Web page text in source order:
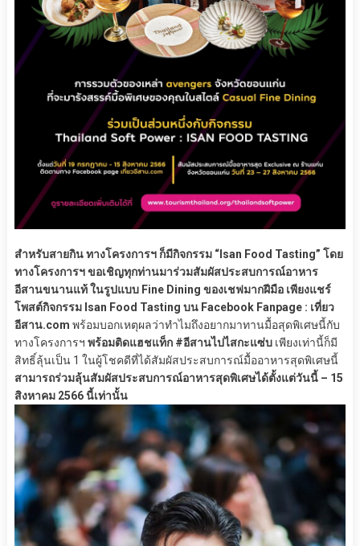
สำหรับสายกิน ทางโครงการฯ ก็มีกิจกรรม “Isan Food Tasting” โดย
ทางโครงการฯ ขอเชิญทุกท่านมาร่วมสัมผัสประสบการณ์อาหาร
อีสานขนานแท้ ในรูปแบบ Fine Dining ของเชฟมากฝีมือ เพียงแชร์
โพสต์กิจกรรม Isan Food Tasting บน Facebook Fanpage : เที่ยว
อีสาน.com พร้อมบอกเหตุผลว่าทำไมถึงอยากมาทานมื้อสุดพิเศษนี้กับ
ทางโครงการฯ พร้อมติดแฮชแท็ก #อีสานไปไสกะแซ่บเพียงเท่านี้ก็มี
สิทธิ์ลุ้นเป็น 1 ในผู้โชคดีที่ได้สัมผัสประสบการณ์มื้ออาหารสุดพิเศษนี้
สามารถร่วมลุ้นสัมผัสประสบการณ์อาหารสุดพิเศษได้ตั้งแต่วันนี้ – 15
สิงหาคม 2566 นี้เท่านั้น